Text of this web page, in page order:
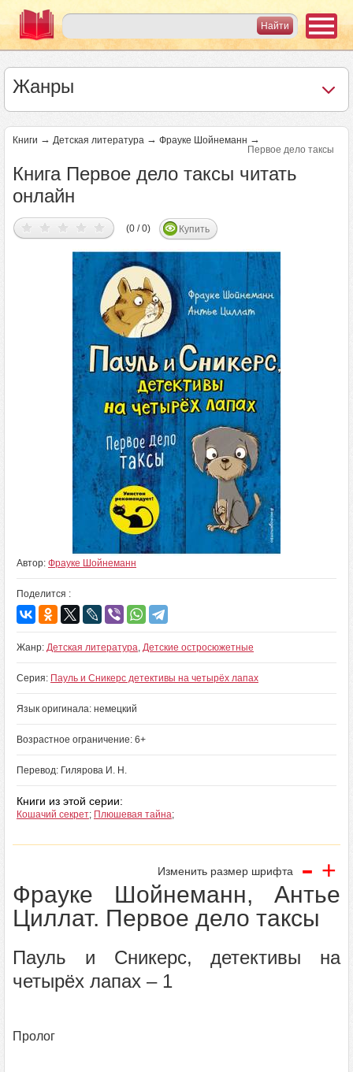
Жанры
Книги → Детская литература → Фрауке Шойнеманн →
Первое дело таксы
Книга Первое дело таксы читать
онлайн
(0 / 0) Купить
Автор: Фрауке Шойнеманн
Поделится :
Жанр: Детская литература, Детские остросюжетные
Серия: Пауль и Сникерс детективы на четырёх лапах
Язык оригинала: немецкий
Возрастное ограничение: 6+
Перевод: Гилярова И. Н.
Книги из этой серии:
Кошачий секрет; Плюшевая тайна;
Изменить размер шрифта - +
Фрауке Шойнеманн, Антье
Циллат. Первое дело таксы
Пауль и Сникерс, детективы на
четырёх лапах – 1
Пролог